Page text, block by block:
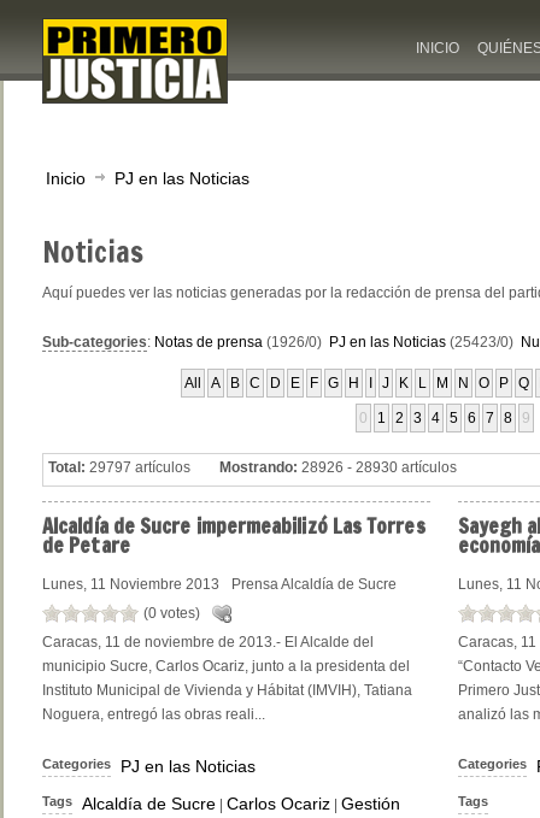
INICIO
Inicio PJ en las Noticias
Noticias
Aquí puedes ver las noticias generadas por la redacción de prensa del
Sub-categories: Notas de prensa (1926/0) PJ en las Noticias (25423/0)
All A B C D E F G H J K L M N O P Q
0 1 2 3 4 5 6 7 8 9
Total: 29797 artículos Mostrando: 28926 - 28930 artículos
Alcaldíade Sucre impermeabilizó Las Torres
de Petare
Lunes, 11 Noviembre 2013
Prensa Alcaldía de Sucre
(0 votes)
Caracas, 11 de noviembre de 2013.- El Alcalde del
municipio Sucre, Carlos Ocariz, junto a la presidenta del
Instituto Municipal de Vivienda y Hábitat (IMVIH), Tatiana
Noguera, entregó las obras reali...
Categories PJ en las Noticias
Tags Alcaldía de Sucre Carlos Ocariz Gestión
Sayegh
Lunes, 11
Caracas,
“Contacto
Primero
analizó las
Categories
Tags